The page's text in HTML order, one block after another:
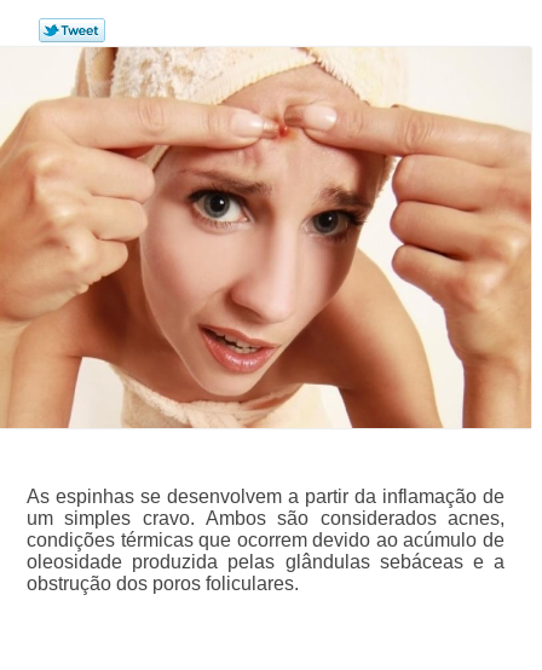
As espinhas se desenvolvem a partir da inflamação de
um simples cravo. Ambos são considerados acnes,
condições térmicas que ocorrem devido ao acúmulo de
oleosidade produzida pelas glândulas sebáceas e a
obstrução dos poros foliculares.